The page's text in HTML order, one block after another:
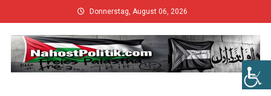
to
content
Donnerstag, August 06, 2026